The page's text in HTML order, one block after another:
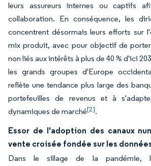
leurs assureurs internes ou captifs
collaboration. En conséquence, les
concentrent désormais leurs efforts sur
mix produit, avec pour objectif de
non liés aux intérêts à plus de 40 % d'ici
les grands groupes d'Europe
reflète une tendance plus large des
portefeuilles de revenus et à
dynamiques de marché[2].
Essor de l'adoption des canaux
vente croisée fondée sur les
Dans le sillage de la pandémie,